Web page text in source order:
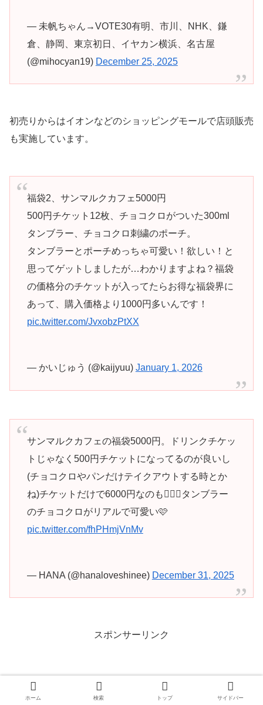
— 未帆ちゃん→VOTE30有明、市川、NHK、鎌
倉、静岡、東京初日、イヤカン横浜、名古屋
(@mihocyan19) December 25, 2025
初売りからはイオンなどのショッピングモールで店頭販売
も実施しています。
福袋2、サンマルクカフェ5000円
500円チケット12枚、チョコクロがついた300ml
タンブラー、チョコクロ刺繍のポーチ。
タンブラーとポーチめっちゃ可愛い！欲しい！と
思ってゲットしましたが…わかりますよね？福袋
の価格分のチケットが入ってたらお得な福袋界に
あって、購入価格より1000円多いんです！
pic.twitter.com/JvxobzPtXX
— かいじゅう (@kaijyuu) January 1, 2026
サンマルクカフェの福袋5000円。ドリンクチケッ
トじゃなく500円チケットになってるのが良いし
(チョコクロやパンだけテイクアウトする時とか
ね)チケットだけで6000円なのも👍🏻✨タンブラー
のチョコクロがリアルで可愛い🩷
pic.twitter.com/fhPHmjVnMv
— HANA (@hanaloveshinee) December 31, 2025
スポンサーリンク
ホーム 検索 トップ サイドバー